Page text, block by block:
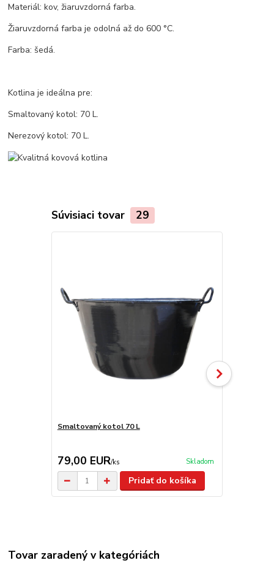
Materiál: kov, žiaruvzdorná farba.
Žiaruvzdorná farba je odolná až do 600 °C.
Farba: šedá.
Kotlina je ideálna pre:
Smaltovaný kotol: 70 L.
Nerezový kotol: 70 L.
Súvisiaci tovar 29
Smaltovaný kotol 70 L
79,00 EUR/ks Skladom
Pridať do košíka
Tovar zaradený v kategóriách